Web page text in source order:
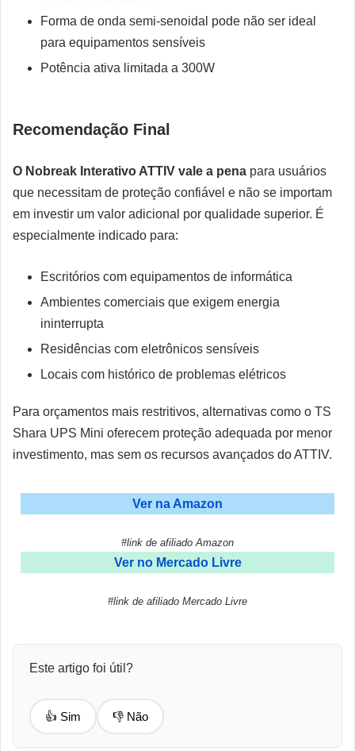
Forma de onda semi-senoidal pode não ser ideal
para equipamentos sensíveis
Potência ativa limitada a 300W
Recomendação Final
O Nobreak Interativo ATTIV vale a pena para usuários
que necessitam de proteção confiável e não se importam
em investir um valor adicional por qualidade superior. É
especialmente indicado para:
Escritórios com equipamentos de informática
Ambientes comerciais que exigem energia
ininterrupta
Residências com eletrônicos sensíveis
Locais com histórico de problemas elétricos
Para orçamentos mais restritivos, alternativas como o TS
Shara UPS Mini oferecem proteção adequada por menor
investimento, mas sem os recursos avançados do ATTIV.
Ver na Amazon
#link de afiliado Amazon
Ver no Mercado Livre
#link de afiliado Mercado Livre
Este artigo foi útil?
👍 Sim 👎 Não